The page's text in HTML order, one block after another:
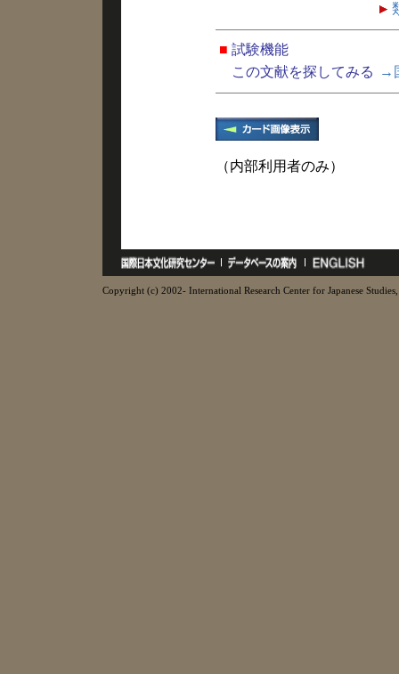
■ 試験機能
この文献を探してみる
→
（内部利用者のみ）
Copyright (c) 2002- International Research Center for Japanese